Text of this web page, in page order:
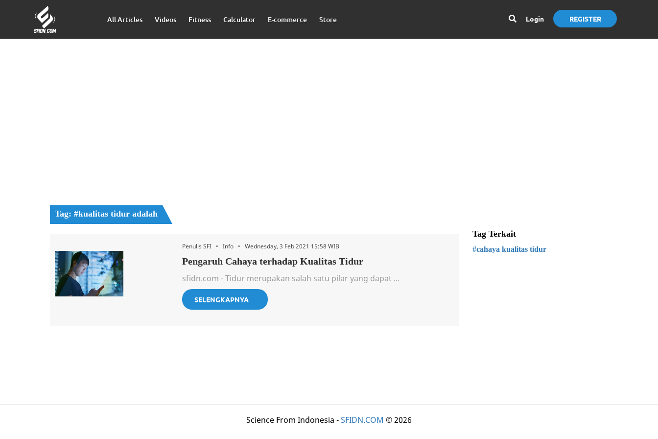
All Articles Videos Fitness Calculator E-commerce Store Login REGISTER
Tag: #kualitas tidur adalah
Penulis SFI • Info • Wednesday, 3 Feb 2021 15:58 WIB
Pengaruh Cahaya terhadap Kualitas Tidur
sfidn.com - Tidur merupakan salah satu pilar yang dapat ...
SELENGKAPNYA
Tag Terkait
#cahaya kualitas tidur
Science From Indonesia -SFIDN.COM © 2026